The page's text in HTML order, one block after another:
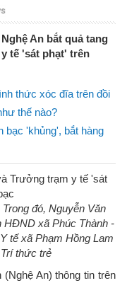
An bắt quả tang
tế 'sát phạt' trên
thức xóc đĩa trên đồi
thế nào?
bạc 'khủng', bắt hàng
đó, Nguyễn Văn
xã Phúc Thành -
tế xã Phạm Hồng Lam
thức trẻ
An) thông tin trên